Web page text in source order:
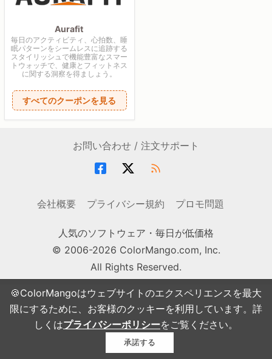
🍪ColorMangoはウェブサイトのエクスペリエンスを最大
限にするために、お客様のクッキーを利用しています。詳
しくはプライバシーポリシーをご覧ください。
承諾する
Aurafit
毎日のアクティビティ、心拍数、睡
眠パターンをシームレスに追跡する
スタイリッシュで機能豊富なスマー
トウォッチで、健康とフィットネス
に関する洞察を得ましょう。
すべてのクーポンを見る
お問い合わせ / 注文サポート
会社概要 プライバシー規約 プロモ問題
人気のソフトウェア・毎日が低価格
© 2006-2026 ColorMango.com, Inc.
All Rights Reserved.